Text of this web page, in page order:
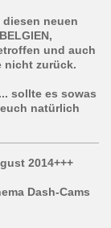
neuen
und auch
nicht zurück.
sollte es sowas
natürlich
2014+++
Dash-Cams